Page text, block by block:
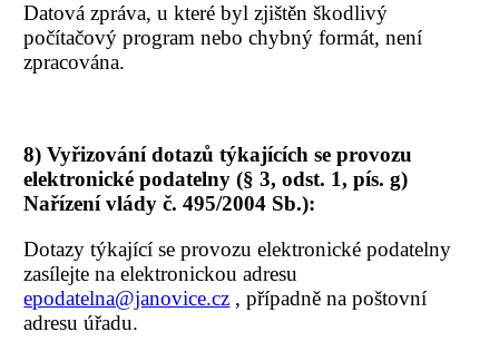
Datová zpráva, u které byl zjištěn škodlivý
počítačový program nebo chybný formát, není
zpracována.
8) Vyřizování dotazů týkajících se provozu
elektronické podatelny (§ 3, odst. 1, pís. g)
Nařízení vlády č. 495/2004 Sb.):
Dotazy týkající se provozu elektronické podatelny
zasílejte na elektronickou adresu
epodatelna@janovice.cz , případně na poštovní
adresu úřadu.